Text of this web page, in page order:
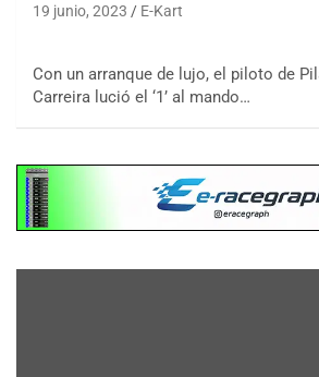
19 junio, 2023 E-Kart
Con un arranque de lujo, el piloto de
Carreira lució el ‘1’ al mando…